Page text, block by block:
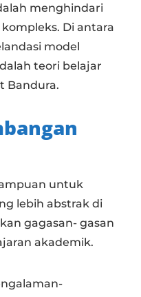
menghindari
Di antara
model
teori belajar
Bandura.
untuk
lebih abstrak di
gagasan- gasan
akademik.